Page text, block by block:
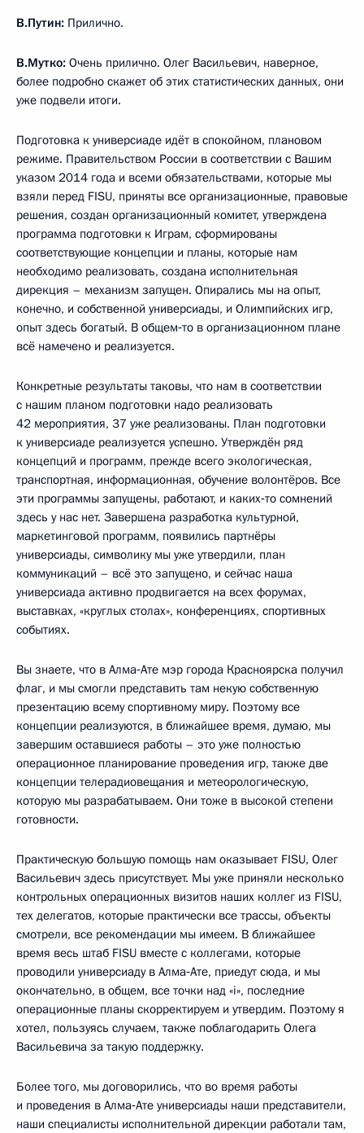
В.Путин: Прилично.
В.Мутко: Очень прилично. Олег Васильевич, наверное,
более подробно скажет об этих статистических данных, они
уже подвели итоги.
Подготовка к универсиаде идёт в спокойном, плановом
режиме. Правительством России в соответствии с Вашим
указом 2014 года и всеми обязательствами, которые мы
взяли перед FISU, приняты все организационные, правовые
решения, создан организационный комитет, утверждена
программа подготовки к Играм, сформированы
соответствующие концепции и планы, которые нам
необходимо реализовать, создана исполнительная
дирекция – механизм запущен. Опирались мы на опыт,
конечно, и собственной универсиады, и Олимпийских игр,
опыт здесь богатый. В общем‑то в организационном плане
всё намечено и реализуется.
Конкретные результаты таковы, что нам в соответствии
с нашим планом подготовки надо реализовать
42 мероприятия, 37 уже реализованы. План подготовки
к универсиаде реализуется успешно. Утверждён ряд
концепций и программ, прежде всего экологическая,
транспортная, информационная, обучение волонтёров. Все
эти программы запущены, работают, и каких‑то сомнений
здесь у нас нет. Завершена разработка культурной,
маркетинговой программ, появились партнёры
универсиады, символику мы уже утвердили, план
коммуникаций – всё это запущено, и сейчас наша
универсиада активно продвигается на всех форумах,
выставках, «круглых столах», конференциях, спортивных
событиях.
Вы знаете, что в Алма‑Ате мэр города Красноярска получил
флаг, и мы смогли представить там некую собственную
презентацию всему спортивному миру. Поэтому все
концепции реализуются, в ближайшее время, думаю, мы
завершим оставшиеся работы – это уже полностью
операционное планирование проведения игр, также две
концепции телерадиовещания и метеорологическую,
которую мы разрабатываем. Они тоже в высокой степени
готовности.
Практическую большую помощь нам оказывает FISU, Олег
Васильевич здесь присутствует. Мы уже приняли несколько
контрольных операционных визитов наших коллег из FISU,
тех делегатов, которые практически все трассы, объекты
смотрели, все рекомендации мы имеем. В ближайшее
время весь штаб FISU вместе с коллегами, которые
проводили универсиаду в Алма‑Ате, приедут сюда, и мы
окончательно, в общем, все точки над «i», последние
операционные планы скорректируем и утвердим. Поэтому я
хотел, пользуясь случаем, также поблагодарить Олега
Васильевича за такую поддержку.
Более того, мы договорились, что во время работы
и проведения в Алма‑Ате универсиады наши представители,
наши специалисты исполнительной дирекции работали там,